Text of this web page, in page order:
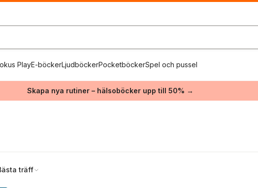
PlayE-böckerLjudböckerPocketböckerSpel och pussel
Skapa nya rutiner – hälsoböcker upp till 50% →
träff